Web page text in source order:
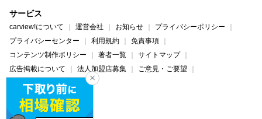
サービス
carview!について 運営会社 お知らせ
プライバシーポリシー
プライバシーセンター
利用規約
免責事項
コンテンツ制作ポリシー
著者一覧
サイトマップ
広告掲載について
法人加盟店募集
ご意見・ご要望
ヘルプ・お問い合わせ
carview! Yahoo! JAPAN